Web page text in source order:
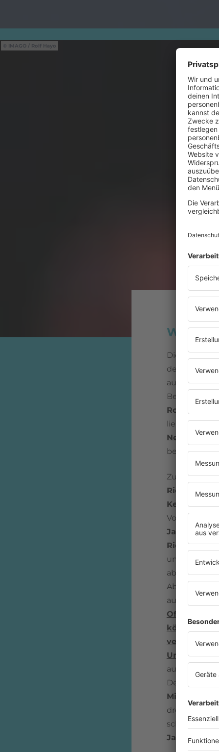
IMAGO / Rolf Hayo
Wie lief
Die
den 80ern
aus, als
Bedeutung
Rolling
lieber die
New Wave.
bewegen,
Zudem
Richards
Keith
Vocalist
Jagger sich
Richards
und wollte
aber
Mick
Of The
können
,
Und floppte
auch an der
Mick Jagger
drei
schon aus
Jaggernicht